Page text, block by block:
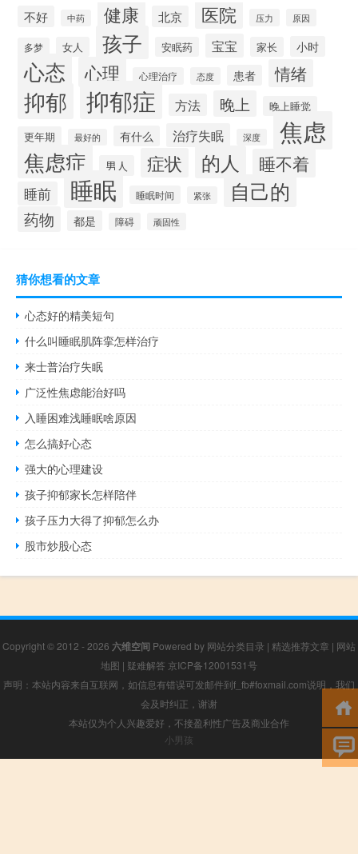
不好 中药 健康 北京 医院 压力 原因
多梦 女人 孩子 安眠药 宝宝 家长 小时
心态 心理 心理治疗 态度 患者 情绪
抑郁 抑郁症 方法 晚上
晚上睡觉
更年期
最好的 有什么 治疗失眠 深度 焦虑
焦虑症 男人 症状 的人 睡不着
睡前 睡眠 睡眠时间 紧张 自己的
药物 都是 障碍 顽固性
猜你想看的文章
心态好的精美短句
什么叫睡眠肌阵挛怎样治疗
来士普治疗失眠
广泛性焦虑能治好吗
入睡困难浅睡眠啥原因
怎么搞好心态
强大的心理建设
孩子抑郁家长怎样陪伴
孩子压力大得了抑郁怎么办
股市炒股心态
Copyright © 2012 - 2026 六维空间 Powered by 网站分类目录 | 精选推荐文章 | 网站
地图 | 疑难解答 京ICP备12001531号
声明：本站内容来自互联网，如信息有错误可发邮件到f_fb#foxmail.com说明，我们
会及时纠正，谢谢
本站仅为个人兴趣爱好，不接盈利性广告及商业合作
小男孩